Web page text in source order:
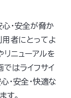
・安全が脅か
用者にとってよ
ニューアルを
はライフサイ
・安全・快適な
す。